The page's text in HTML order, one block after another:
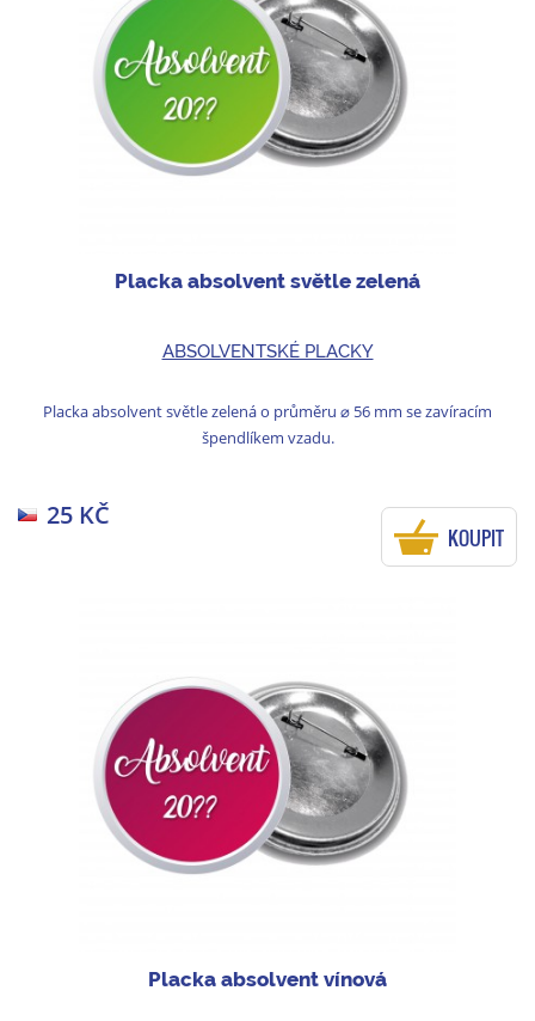
Placka absolvent světle zelená
ABSOLVENTSKÉ PLACKY
Placka absolvent světle zelená o průměru ⌀ 56 mm se zavíracím
špendlíkem vzadu.
25 KČ
KOUPIT
Placka absolvent vínová